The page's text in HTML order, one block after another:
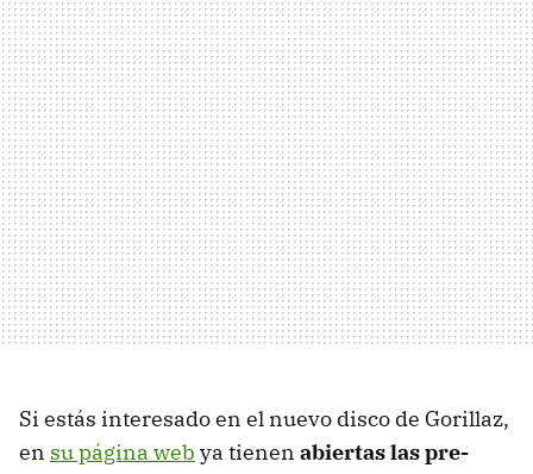
Si estás interesado en el nuevo disco de Gorillaz,
en su página web ya tienen abiertas las pre-